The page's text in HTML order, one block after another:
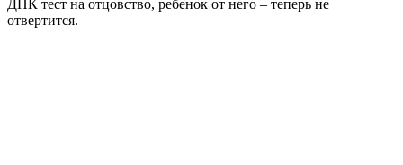
ДНК тест на отцовство, ребенок от него – теперь не
отвертится.